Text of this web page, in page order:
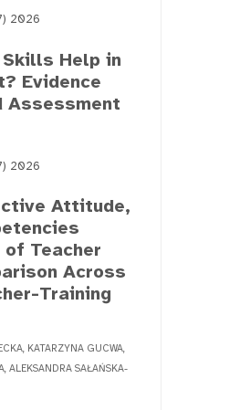
2026
Help in
Evidence
Assessment
2026
Attitude,
Teacher
Across
Training
KATARZYNA GUCWA,
ALEKSANDRA SAŁAŃSKA-